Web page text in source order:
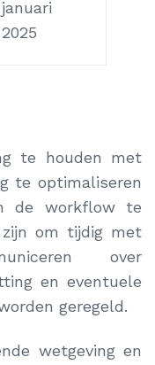
januari
2025
te houden met
te optimaliseren
de workflow te
om tijdig met
over
en eventuele
geregeld.
wetgeving en